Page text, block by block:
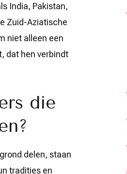
India, Pakistan,
Zuid-Aziatische
niet alleen een
dat hen verbindt
die
delen, staan
tradities en